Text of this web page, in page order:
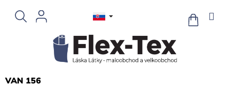
obsah
KOŠÍK
VAN 156